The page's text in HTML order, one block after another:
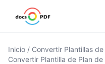
Inicio / Convertir Plantillas
Convertir Plantilla de Plan de